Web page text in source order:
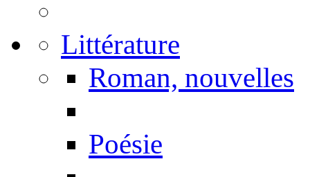
Littérature
Roman, nouvelles
Poésie